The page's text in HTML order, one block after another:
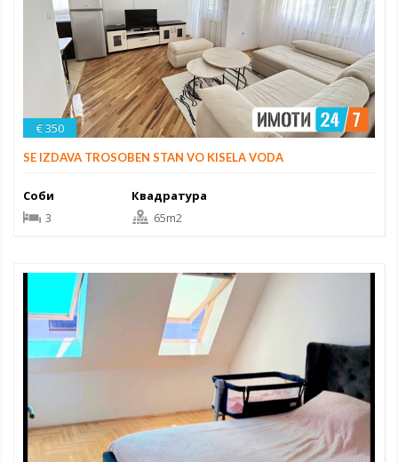
€ 350
SE IZDAVA TROSOBEN STAN VO KISELA VODA
Соби
3
Квадратура
65m2